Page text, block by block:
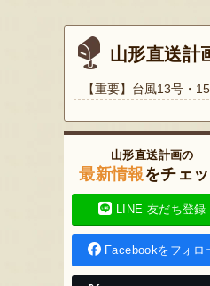
山形直送計
【重要】台風13号・
山形直送計画の
最新情報をチェ
LINE 友だち登録
Facebookをフォロ